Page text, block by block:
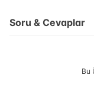
Soru & Cevaplar
Bu